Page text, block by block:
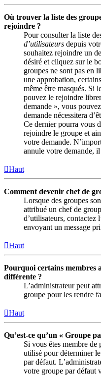
Où trouver la liste des
rejoindre ?
Pour consulter la liste
d’utilisateurs depuis
souhaitez rejoindre un
désiré et cliquez sur le
groupes ne sont pas en
une approbation,
même être masqués. Si
pouvez le rejoindre
demande », vous
demande nécessitera
Ce dernier pourra vous
rejoindre le groupe et
votre demande.
annule votre demande,
Haut
Comment devenir chef de
Lorsque des groupes
attribué un chef de
d’utilisateurs, contactez
envoyant un message
Haut
Pourquoi certains membres
différente ?
L’administrateur peut
groupe pour les rendre
Haut
Qu’est-ce qu’un « Groupe
Si vous êtes membre de
utilisé pour déterminer
par défaut.
votre groupe par défaut